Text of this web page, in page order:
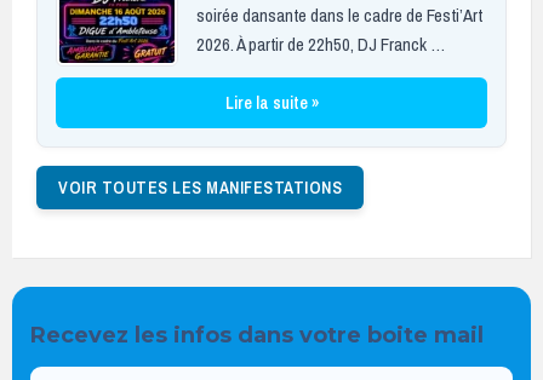
soirée dansante dans le cadre de Festi’Art
2026. À partir de 22h50, DJ Franck …
Lire la suite »
VOIR TOUTES LES MANIFESTATIONS
Recevez les infos dans votre boite mail